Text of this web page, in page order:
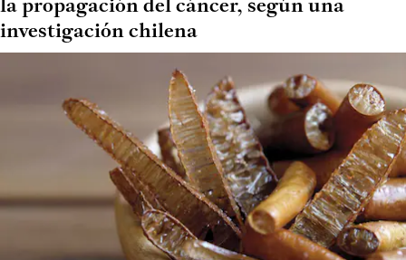
la propagación del cáncer, según una
investigación chilena